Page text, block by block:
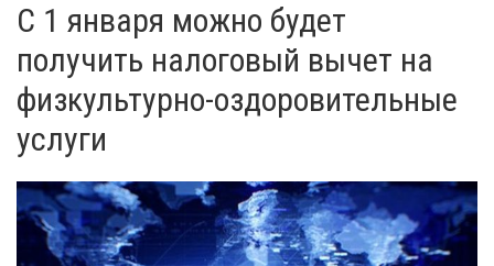
С 1 января можно будет
получить налоговый вычет на
физкультурно-оздоровительные
услуги